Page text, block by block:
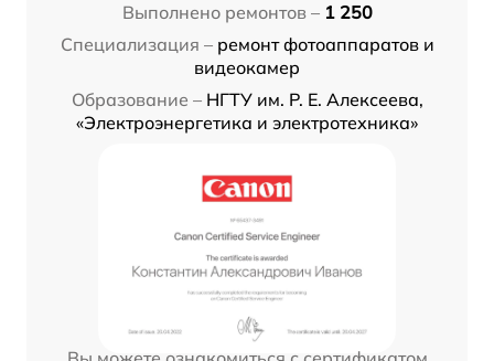
Выполнено ремонтов – 1 250
Специализация – ремонт фотоаппаратов и
видеокамер
Образование – НГТУ им. Р. Е. Алексеева,
«Электроэнергетика и электротехника»